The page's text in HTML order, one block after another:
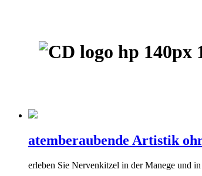
atemberaubende Artistik
erleben Sie Nervenkitzel in der Manege und